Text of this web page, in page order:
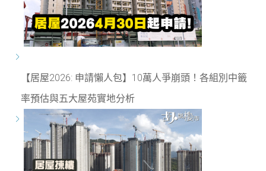
【居屋2026: 申請懶人包】10萬人爭崩頭！各組別中籤
率預估與五大屋苑實地分析